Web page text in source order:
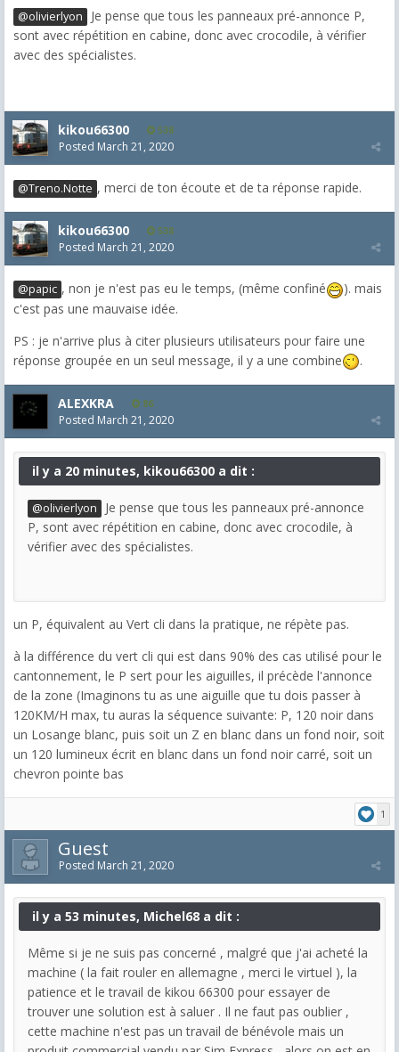
@olivierlyon
Je pense que tous les panneaux pré-annonce P,
sont avec répétition en cabine, donc avec crocodile, à vérifier
avec des spécialistes.
kikou66300 538
Posted March 21, 2020
@Treno.Notte , merci de ton écoute et de ta réponse rapide.
kikou66300 538
Posted March 21, 2020
@papic , non je n'est pas eu le temps, (même confiné
). mais
c'est pas une mauvaise idée.
PS : je n'arrive plus à citer plusieurs utilisateurs pour faire une
réponse groupée en un seul message, il y a une combine
.
ALEXKRA 86
Posted March 21, 2020
il y a 20 minutes, kikou66300 a dit :
@olivierlyon
Je pense que tous les panneaux pré-annonce
P, sont avec répétition en cabine, donc avec crocodile, à
vérifier avec des spécialistes.
un P, équivalent au Vert cli dans la pratique, ne répète pas.
à la différence du vert cli qui est dans 90% des cas utilisé pour le
cantonnement, le P sert pour les aiguilles, il précède l'annonce
de la zone (Imaginons tu as une aiguille que tu dois passer à
120KM/H max, tu auras la séquence suivante: P, 120 noir dans
un Losange blanc, puis soit un Z en blanc dans un fond noir, soit
un 120 lumineux écrit en blanc dans un fond noir carré, soit un
chevron pointe bas
1
Guest
Posted March 21, 2020
il y a 53 minutes, Michel68 a dit :
Même si je ne suis pas concerné , malgré que j'ai acheté la
machine ( la fait rouler en allemagne , merci le virtuel ), la
patience et le travail de kikou 66300 pour essayer de
trouver une solution est à saluer . Il ne faut pas oublier ,
cette machine n'est pas un travail de bénévole mais un